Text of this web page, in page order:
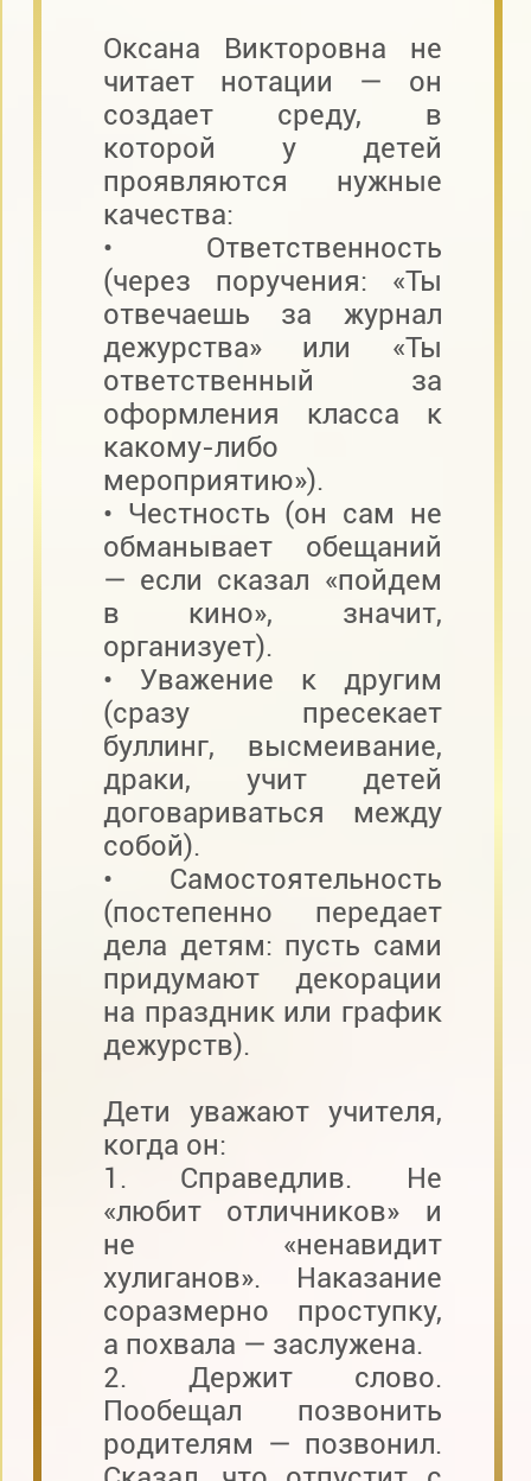
Оксана Викторовна не
читает нотации — он
создает среду, в
которой у детей
проявляются нужные
качества:
• Ответственность
(через поручения: «Ты
отвечаешь за журнал
дежурства» или «Ты
ответственный за
оформления класса к
какому-либо
мероприятию»).
• Честность (он сам не
обманывает обещаний
— если сказал «пойдем
в кино», значит,
организует).
• Уважение к другим
(сразу пресекает
буллинг, высмеивание,
драки, учит детей
договариваться между
собой).
• Самостоятельность
(постепенно передает
дела детям: пусть сами
придумают декорации
на праздник или график
дежурств).
Дети уважают учителя,
когда он:
1. Справедлив. Не
«любит отличников» и
не «ненавидит
хулиганов». Наказание
соразмерно проступку,
а похвала — заслужена.
2. Держит слово.
Пообещал позвонить
родителям — позвонил.